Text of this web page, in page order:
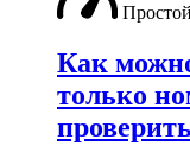
Простой
Как
только